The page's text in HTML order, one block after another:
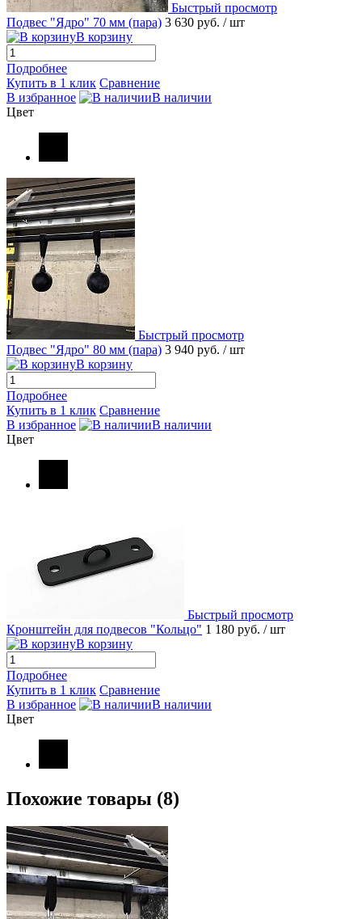
Быстрый просмотр
Подвес "Ядро" 70 мм (пара) 3 630 руб. / шт
В корзину
Подробнее
Купить в 1 клик Сравнение
В избранное
В наличии
Цвет
Быстрый просмотр
Подвес "Ядро" 80 мм (пара) 3 940 руб. / шт
В корзину
Подробнее
Купить в 1 клик Сравнение
В избранное
В наличии
Цвет
Быстрый просмотр
Кронштейн для подвесов "Кольцо" 1 180 руб. / шт
В корзину
Подробнее
Купить в 1 клик Сравнение
В избранное
В наличии
Цвет
Похожие товары (8)